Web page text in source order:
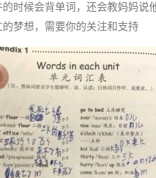
的时候会背单词，还会教妈妈说
的梦想，需要你的关注和支持